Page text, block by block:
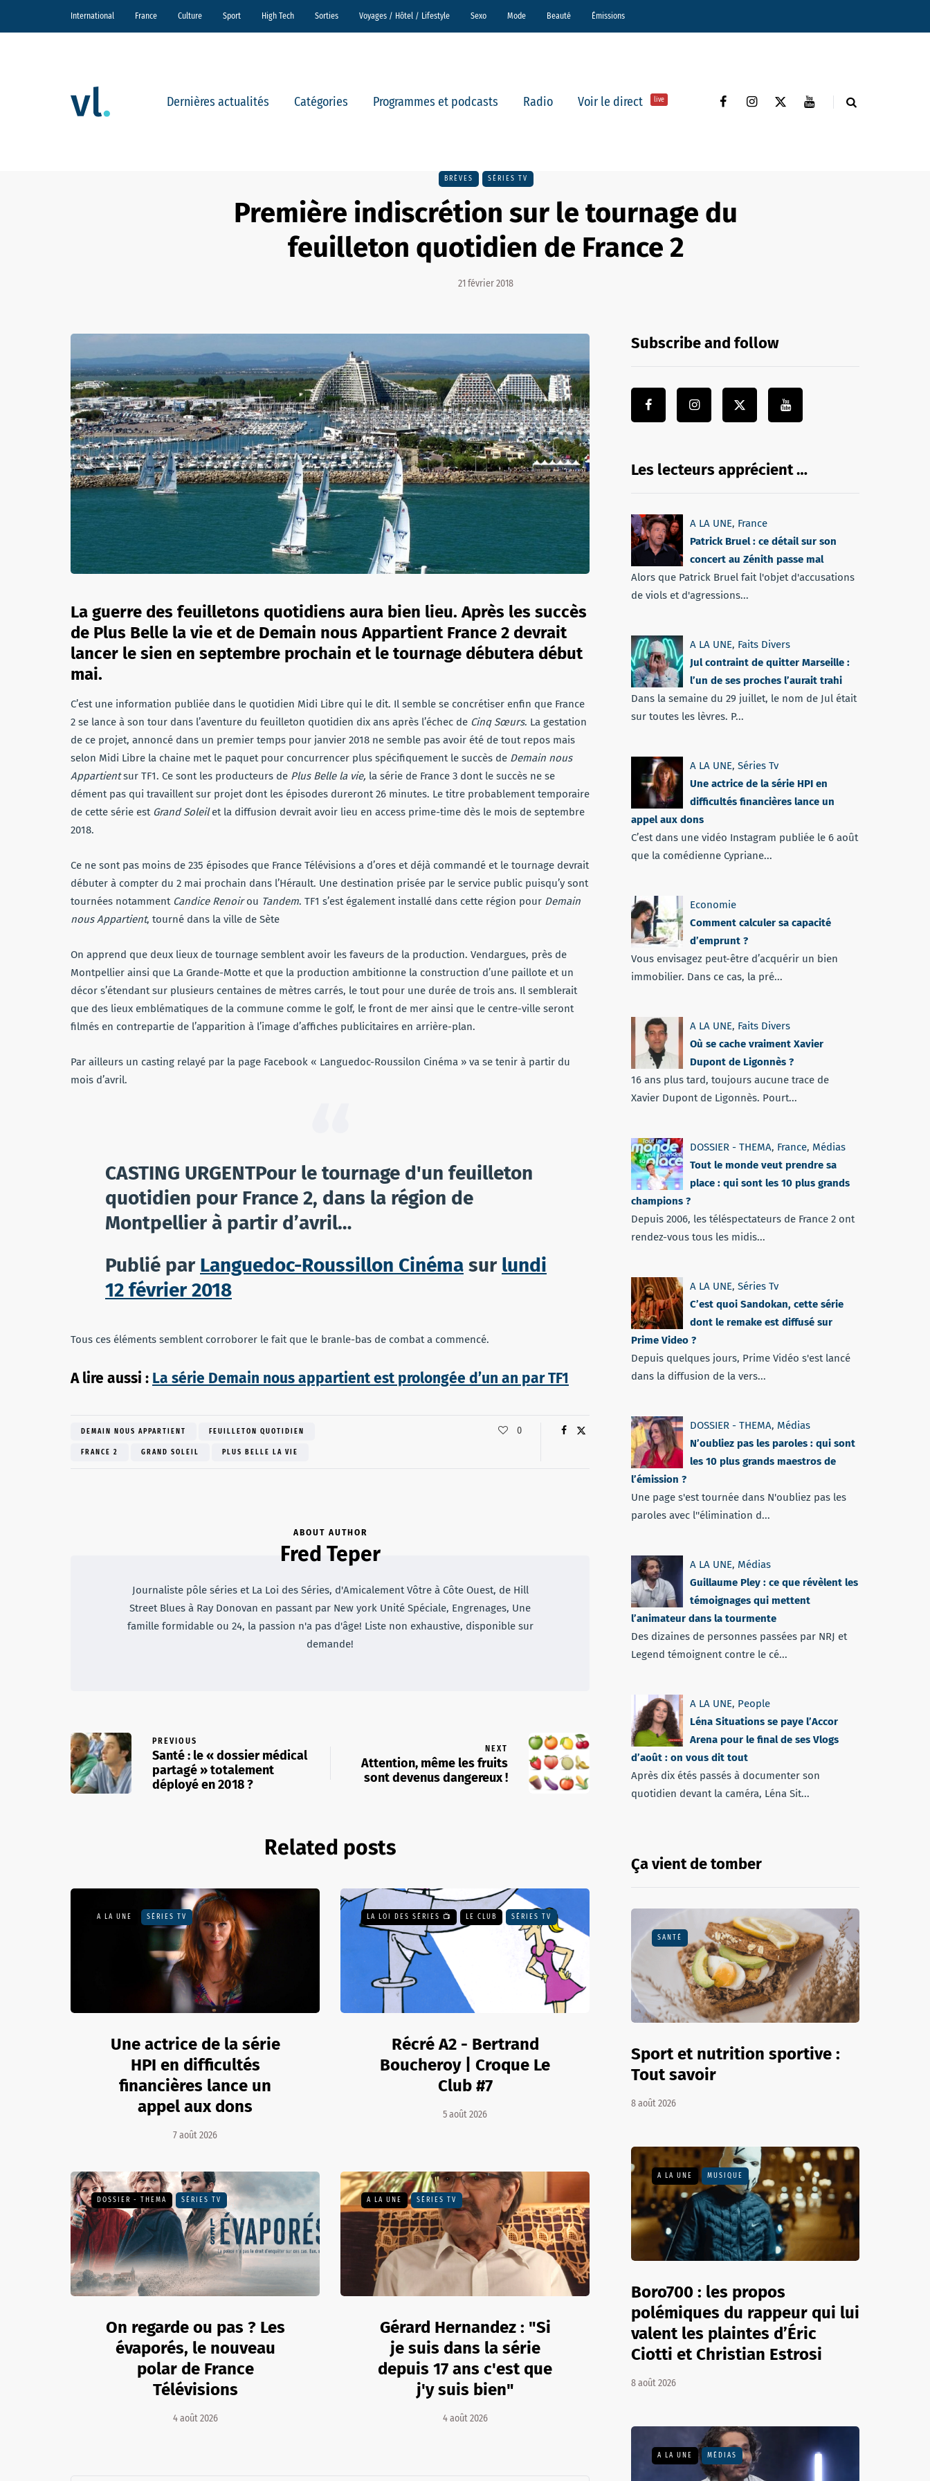
International France Culture Sport High Tech Sorties Voyages / Hôtel / Lifestyle Sexo Mode Beauté Émissions
Dernières actualités Catégories Programmes et podcasts Radio Voir le direct live
BRÈVES SÉRIES TV
Première indiscrétion sur le tournage du
feuilleton quotidien de France 2
21 février 2018
La guerre des feuilletons quotidiens aura bien lieu. Après les succès
de Plus Belle la vie et de Demain nous Appartient France 2 devrait
lancer le sien en septembre prochain et le tournage débutera début
mai.
C’est une information publiée dans le quotidien Midi Libre qui le dit. Il semble se concrétiser enfin que France
2 se lance à son tour dans l’aventure du feuilleton quotidien dix ans après l’échec de Cinq Sœurs. La gestation
de ce projet, annoncé dans un premier temps pour janvier 2018 ne semble pas avoir été de tout repos mais
selon Midi Libre la chaine met le paquet pour concurrencer plus spécifiquement le succès de Demain nous
Appartientsur TF1. Ce sont les producteurs de Plus Belle la vie, la série de France 3 dont le succès ne se
dément pas qui travaillent sur projet dont les épisodes dureront 26 minutes. Le titre probablement temporaire
de cette série est Grand Soleilet la diffusion devrait avoir lieu en access prime-time dès le mois de septembre
2018.
Ce ne sont pas moins de 235 épisodes que France Télévisions a d’ores et déjà commandé et le tournage devrait
débuter à compter du 2 mai prochain dans l’Hérault. Une destination prisée par le service public puisqu’y sont
tournées notamment Candice Renoirou Tandem. TF1 s’est également installé dans cette région pour Demain
nous Appartient, tourné dans la ville de Sète
On apprend que deux lieux de tournage semblent avoir les faveurs de la production. Vendargues, près de
Montpellier ainsi que La Grande-Motte et que la production ambitionne la construction d’une paillote et un
décor s’étendant sur plusieurs centaines de mètres carrés, le tout pour une durée de trois ans. Il semblerait
que des lieux emblématiques de la commune comme le golf, le front de mer ainsi que le centre-ville seront
filmés en contrepartie de l’apparition à l’image d’affiches publicitaires en arrière-plan.
Par ailleurs un casting relayé par la page Facebook « Languedoc-Roussilon Cinéma » va se tenir à partir du
mois d’avril.
CASTING URGENTPour le tournage d'un feuilleton
quotidien pour France 2, dans la région de
Montpellier à partir d’avril…
Publié par Languedoc-Roussillon Cinéma sur lundi
12 février 2018
Tous ces éléments semblent corroborer le fait que le branle-bas de combat a commencé.
A lire aussi : La série Demain nous appartient est prolongée d’un an par TF1
DEMAIN NOUS APPARTIENT FEUILLETON QUOTIDIEN
FRANCE 2 GRAND SOLEIL PLUS BELLE LA VIE
0
ABOUT AUTHOR
Fred Teper
Journaliste pôle séries et La Loi des Séries, d'Amicalement Vôtre à Côte Ouest, de Hill
Street Blues à Ray Donovan en passant par New york Unité Spéciale, Engrenages, Une
famille formidable ou 24, la passion n'a pas d'âge! Liste non exhaustive, disponible sur
demande!
PREVIOUS
Santé : le « dossier médical
partagé » totalement
déployé en 2018 ?
NEXT
Attention, même les fruits
sont devenus dangereux !
Related posts
A LA UNE SÉRIES TV
Une actrice de la série
HPI en difficultés
financières lance un
appel aux dons
7 août 2026
LA LOI DES SÉRIES 📺 LE CLUB SÉRIES TV
Récré A2 - Bertrand
Boucheroy | Croque Le
Club #7
5 août 2026
DOSSIER - THEMA SÉRIES TV
On regarde ou pas ? Les
évaporés, le nouveau
polar de France
Télévisions
4 août 2026
A LA UNE SÉRIES TV
Gérard Hernandez : "Si
je suis dans la série
depuis 17 ans c'est que
j'y suis bien"
4 août 2026
Subscribe and follow
Les lecteurs apprécient …
A LA UNE, France
Patrick Bruel : ce détail sur son
concert au Zénith passe mal
Alors que Patrick Bruel fait l'objet d'accusations
de viols et d'agressions...
A LA UNE, Faits Divers
Jul contraint de quitter Marseille :
l’un de ses proches l’aurait trahi
Dans la semaine du 29 juillet, le nom de Jul était
sur toutes les lèvres. P...
A LA UNE, Séries Tv
Une actrice de la série HPI en
difficultés financières lance un
appel aux dons
C’est dans une vidéo Instagram publiée le 6 août
que la comédienne Cypriane...
Economie
Comment calculer sa capacité
d’emprunt ?
Vous envisagez peut-être d’acquérir un bien
immobilier. Dans ce cas, la pré...
A LA UNE, Faits Divers
Où se cache vraiment Xavier
Dupont de Ligonnès ?
16 ans plus tard, toujours aucune trace de
Xavier Dupont de Ligonnès. Pourt...
DOSSIER - THEMA, France, Médias
Tout le monde veut prendre sa
place : qui sont les 10 plus grands
champions ?
Depuis 2006, les téléspectateurs de France 2 ont
rendez-vous tous les midis...
A LA UNE, Séries Tv
C’est quoi Sandokan, cette série
dont le remake est diffusé sur
Prime Video ?
Depuis quelques jours, Prime Vidéo s'est lancé
dans la diffusion de la vers...
DOSSIER - THEMA, Médias
N’oubliez pas les paroles : qui sont
les 10 plus grands maestros de
l’émission ?
Une page s'est tournée dans N'oubliez pas les
paroles avec l''élimination d...
A LA UNE, Médias
Guillaume Pley : ce que révèlent les
témoignages qui mettent
l’animateur dans la tourmente
Des dizaines de personnes passées par NRJ et
Legend témoignent contre le cé...
A LA UNE, People
Léna Situations se paye l’Accor
Arena pour le final de ses Vlogs
d’août : on vous dit tout
Après dix étés passés à documenter son
quotidien devant la caméra, Léna Sit...
Ça vient de tomber
SANTÉ
Sport et nutrition sportive :
Tout savoir
8 août 2026
A LA UNE MUSIQUE
Boro700 : les propos
polémiques du rappeur qui lui
valent les plaintes d’Éric
Ciotti et Christian Estrosi
8 août 2026
A LA UNE MÉDIAS